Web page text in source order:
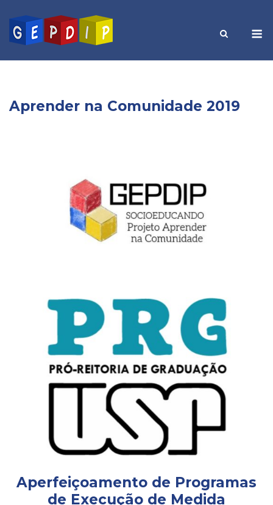
content
Aprender na Comunidade 2019
Aperfeiçoamento de Programas
de Execução de Medida